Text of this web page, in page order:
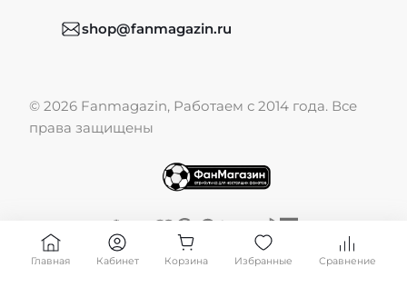
Публичная оферта
shop@fanmagazin.ru
© 2026 Fanmagazin, Работаем с 2014 года. Все
права защищены
Главная Кабинет Корзина Избранные Сравнение